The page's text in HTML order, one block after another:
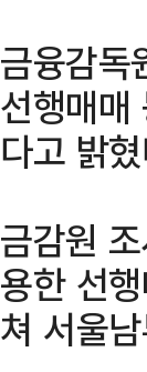
금융감독
선행매매
다고 밝
금감원
용한 선
쳐 서울